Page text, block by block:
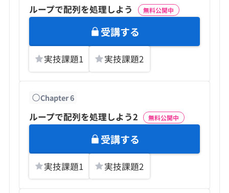
ループで配列を処理しよう 無料公開中
受講する
実技課題1 実技課題2
Chapter6
ループで配列を処理しよう2 無料公開中
受講する
実技課題1 実技課題2